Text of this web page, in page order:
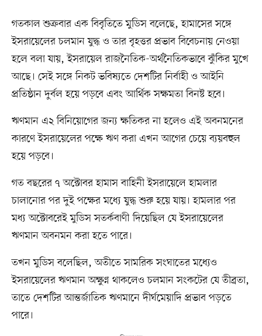
গতকাল শুক্রবার এক বিবৃতিতে মুডিস বলেছে, হামাসের সঙ্গে
ইসরায়েলের চলমান যুদ্ধ ও তার বৃহত্তর প্রভাব বিবেচনায় নেওয়া
হলে বলা যায়, ইসরায়েল রাজনৈতিক-অর্থনৈতিকভাবে ঝুঁকির মুখে
আছে। সেই সঙ্গে নিকট ভবিষ্যতে দেশটির নির্বাহী ও আইনি
প্রতিষ্ঠান দুর্বল হয়ে পড়বে এবং আর্থিক সক্ষমতা বিনষ্ট হবে।
ঋণমান এ২ বিনিয়োগের জন্য ক্ষতিকর না হলেও এই অবনমনের
কারণে ইসরায়েলের পক্ষে ঋণ করা এখন আগের চেয়ে ব্যয়বহুল
হয়ে পড়বে।
গত বছরের ৭ অক্টোবর হামাস বাহিনী ইসরায়েলে হামলার
চালানোর পর দুই পক্ষের মধ্যে যুদ্ধ শুরু হয়ে যায়। হামলার পর
মধ্য অক্টোবরেই মুডিস সতর্কবাণী দিয়েছিল যে ইসরায়েলের
ঋণমান অবনমন করা হতে পারে।
তখন মুডিস বলেছিল, অতীতে সামরিক সংঘাতের মধ্যেও
ইসরায়েলের ঋণমান অক্ষুণ্ন থাকলেও চলমান সংকটের যে তীব্রতা,
তাতে দেশটির আন্তর্জাতিক ঋণমানে দীর্ঘমেয়াদি প্রভাব পড়তে
পারে।